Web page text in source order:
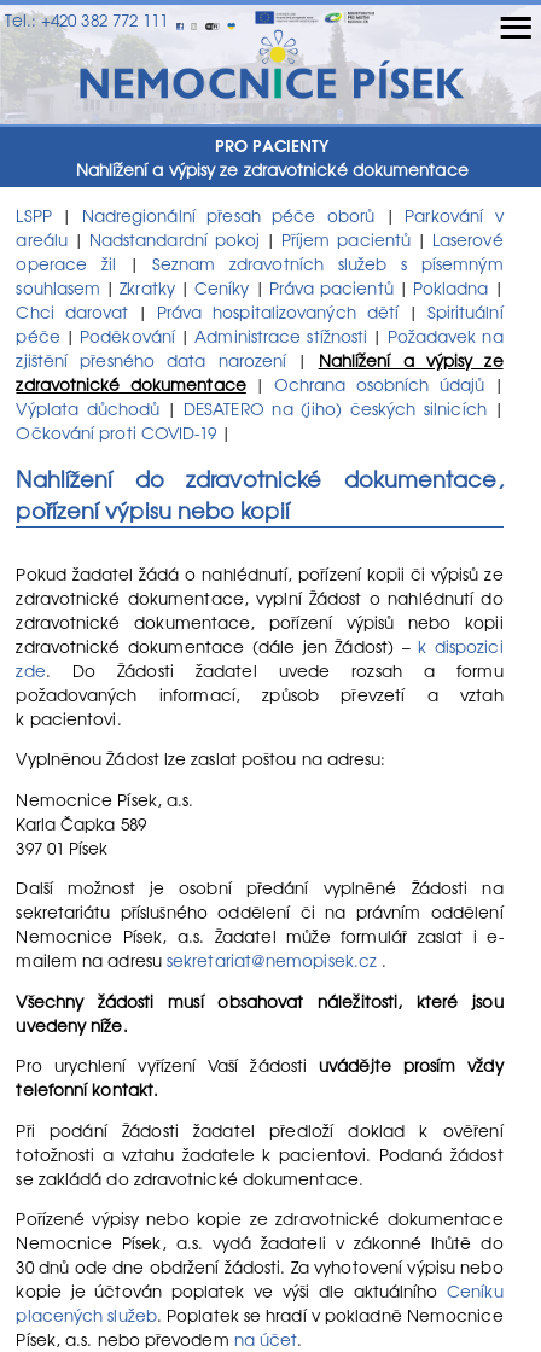
Tel.: +420 382 772 111 ≡
PRO PACIENTY
Nahlížení a výpisy ze zdravotnické dokumentace
LSPP| Nadregionální přesah péče oborů | Parkování v
areálu| Nadstandardní pokoj | Příjem pacientů | Laserové
operace žil | Seznam zdravotních služeb s písemným
souhlasem |Zkratky|Ceníky | Práva pacientů| Pokladna |
Chci darovat | Práva hospitalizovaných dětí| Spirituální
péče| Poděkování|Administrace stížnosti | Požadavek na
zjištění přesného data narození| Nahlížení a výpisy ze
zdravotnické dokumentace| Ochrana osobních údajů |
Výplata důchodů | DESATERO na (jiho) českých silnicích|
Očkování proti COVID-19 |
Nahlížení do zdravotnické dokumentace,
pořízení výpisu nebo kopií
Pokud žadatel žádá o nahlédnutí, pořízení kopii či výpisů ze
zdravotnické dokumentace, vyplní Žádost o nahlédnutí do
zdravotnické dokumentace, pořízení výpisů nebo kopii
zdravotnické dokumentace (dále jen Žádost) –k dispozici
zde. Do Žádosti žadatel uvede rozsah a formu
požadovaných informací, způsob převzetí a vztah
k pacientovi.
Vyplněnou Žádost lze zaslat poštou na adresu:
Nemocnice Písek, a.s.
Karla Čapka 589
397 01 Písek
Další možnost je osobní předání vyplněné Žádosti na
sekretariátu příslušného oddělení či na právním oddělení
Nemocnice Písek, a.s. Žadatel může formulář zaslat i e-
mailem na adresu sekretariat@nemopisek.cz .
Všechny žádosti musí obsahovat náležitosti, které jsou
uvedeny níže.
Pro urychlení vyřízení Vaší žádostiuvádějte prosím vždy
telefonní kontakt.
Při podání Žádosti žadatel předloží doklad k ověření
totožnosti a vztahu žadatele k pacientovi. Podaná žádost
se zakládá do zdravotnické dokumentace.
Pořízené výpisy nebo kopie ze zdravotnické dokumentace
Nemocnice Písek, a.s. vydá žadateli v zákonné lhůtě do
30 dnů ode dne obdržení žádosti. Za vyhotovení výpisu nebo
kopie je účtován poplatek ve výši dle aktuálníhoCeníku
placených služeb. Poplatek se hradí v pokladně Nemocnice
Písek, a.s. nebo převodem na účet.